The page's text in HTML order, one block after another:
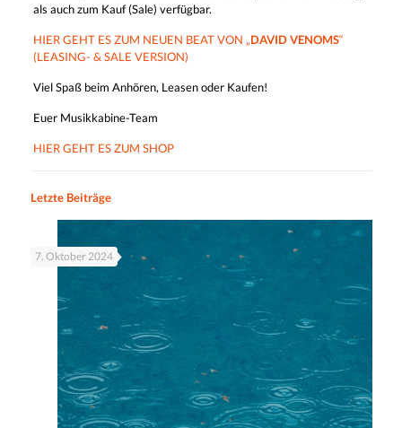
als auch zum Kauf (Sale) verfügbar.
HIER GEHT ES ZUM NEUEN BEAT VON „DAVID VENOMS“
(LEASING- & SALE VERSION)
Viel Spaß beim Anhören, Leasen oder Kaufen!
Euer Musikkabine-Team
HIER GEHT ES ZUM SHOP
Letzte Beiträge
7. Oktober 2024